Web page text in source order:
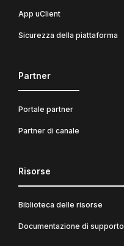
App uClient
Sicurezza della piattaforma
Partner
Portale partner
Partner di canale
Risorse
Biblioteca delle risorse
Documentazione di supporto